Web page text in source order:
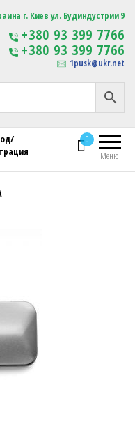
Изготовление
сувенирной продукции
с логотипом
г. Киев ул. Будиндустрии 9
+380 93 399 7766
+380 93 399 7766
1pusk@ukr.net
Меню
0